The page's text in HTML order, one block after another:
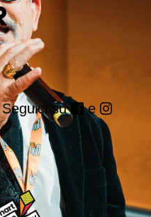
Seguici su e